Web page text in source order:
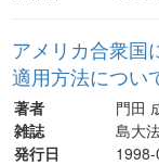
アメリカ合衆国
適用方法につい
著者
門田
雑誌
島大
発行日